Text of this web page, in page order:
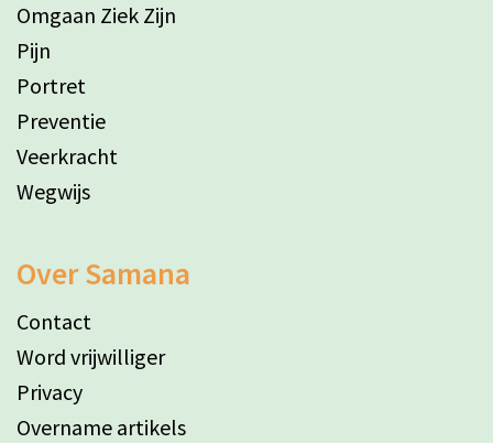
Omgaan Ziek Zijn
Pijn
Portret
Preventie
Veerkracht
Wegwijs
Over Samana
Contact
Word vrijwilliger
Privacy
Overname artikels